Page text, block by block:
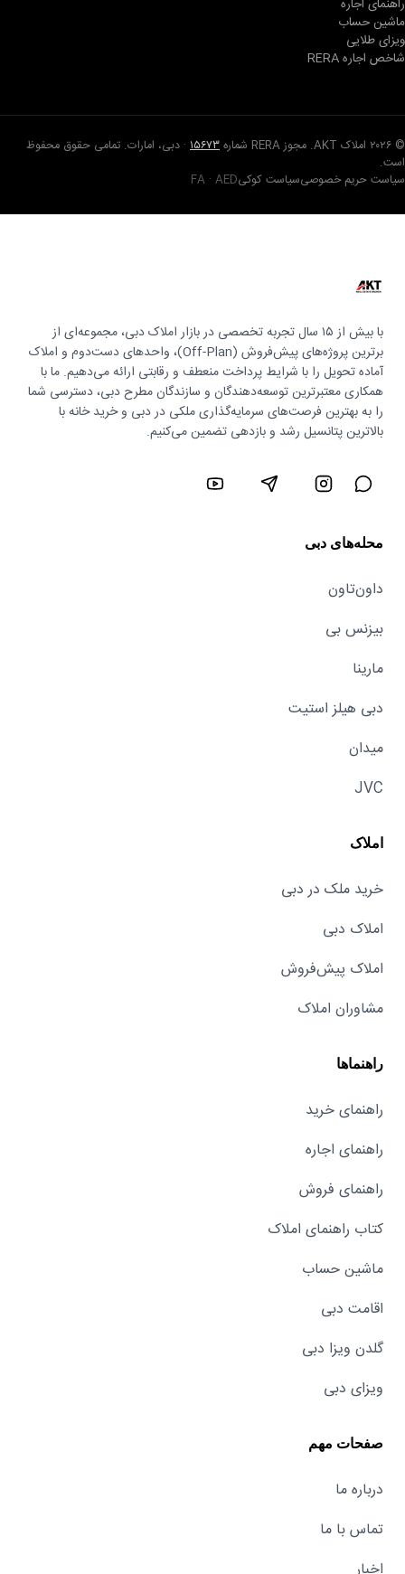
راهنمای اجاره
ماشین حساب
ویزای طلایی
شاخص اجاره RERA
© ۲۰۲۶ املاک AKT. مجوز RERA شماره ۱۵۶۷۳ · دبی، امارات. تمامی حقوق محفوظ
است.
سیاست حریم خصوصیسیاست کوکیFA · AED
با بیش از ۱۵ سال تجربه تخصصی در بازار املاک دبی، مجموعه‌ای از
برترین پروژه‌های پیش‌فروش (Off-Plan)، واحدهای دست‌دوم و املاک
آماده تحویل را با شرایط پرداخت منعطف و رقابتی ارائه می‌دهیم. ما با
همکاری معتبرترین توسعه‌دهندگان و سازندگان مطرح دبی، دسترسی شما
را به بهترین فرصت‌های سرمایه‌گذاری ملکی در دبی و خرید خانه با
بالاترین پتانسیل رشد و بازدهی تضمین می‌کنیم.
محله‌های دبی
داون‌تاون
بیزنس بی
مارینا
دبی هیلز استیت
میدان
JVC
املاک
خرید ملک در دبی
املاک دبی
املاک پیش‌فروش
مشاوران املاک
راهنماها
راهنمای خرید
راهنمای اجاره
راهنمای فروش
کتاب راهنمای املاک
ماشین حساب
اقامت دبی
گلدن ویزا دبی
ویزای دبی
صفحات مهم
درباره ما
تماس با ما